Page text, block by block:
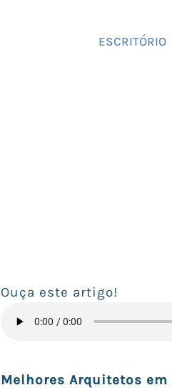
ESCRITÓRIO
Ouça este artigo!
Melhores Arquitetos em